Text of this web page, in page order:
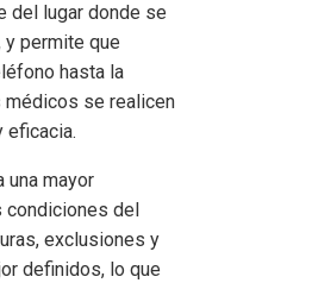
del lugar donde se
y permite que
hasta la
se realicen
eficacia.
una mayor
condiciones del
exclusiones y
definidos, lo que